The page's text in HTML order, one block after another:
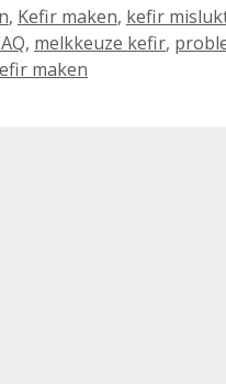
, Kefir maken, kefir
, melkkeuze kefir,
maken